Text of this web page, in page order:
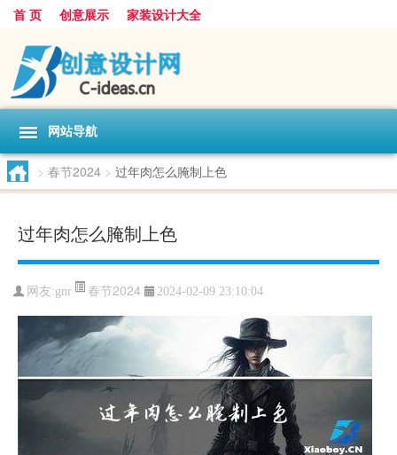
首 页 创意展示 家装设计大全
网站导航
> 春节2024 > 过年肉怎么腌制上色
过年肉怎么腌制上色
网友:gnr 春节2024 2024-02-09 23:10:04